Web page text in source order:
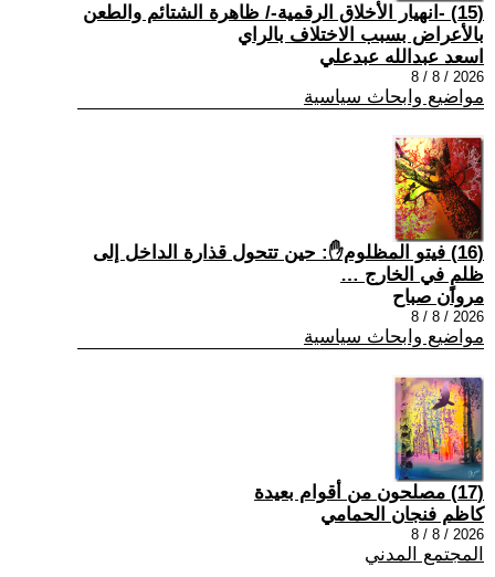
(15) -انهيار الأخلاق الرقمية-/ ظاهرة الشتائم والطعن
بالأعراض بسبب الاختلاف بالراي
اسعد عبدالله عبدعلي
2026 / 8 / 8
مواضيع وابحاث سياسية
(16) فيتو المظلوم✋: حين تتحول قذارة الداخل إلى
ظلمٍ في الخارج …
مروان صباح
2026 / 8 / 8
مواضيع وابحاث سياسية
(17) مصلحون من أقوام بعيدة
كاظم فنجان الحمامي
2026 / 8 / 8
المجتمع المدني